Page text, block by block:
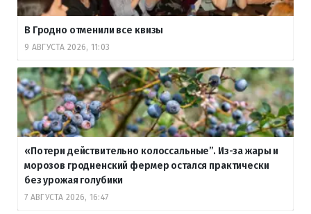
В Гродно отменили все квизы
9 АВГУСТА 2026, 11:03
«Потери действительно колоссальные”. Из-за жары и
морозов гродненский фермер остался практически
без урожая голубики
7 АВГУСТА 2026, 16:47